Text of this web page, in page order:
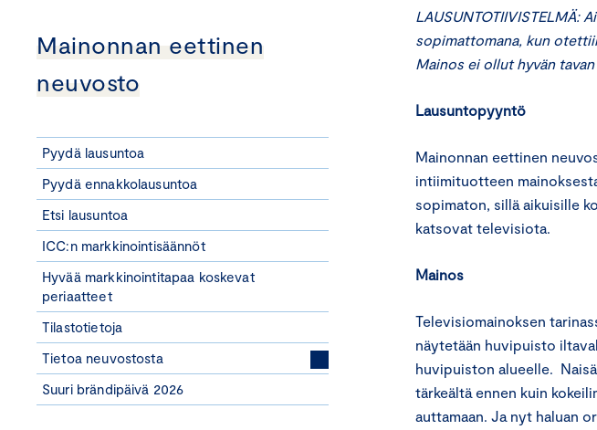
Mainonnan eettinen
neuvosto
Pyydä lausuntoa
Pyydä ennakkolausuntoa
Etsi lausuntoa
ICC:n markkinointisäännöt
Hyvää markkinointitapaa koskevat
periaatteet
Tilastotietoja
Tietoa neuvostosta
Suuri brändipäivä 2026
LAUSUNTOTIIVISTELMÄ:
sopimattomana, kun
Mainos ei ollut hyvän
Lausuntopyyntö
Mainonnan eettinen
intiimituotteen
sopimaton, sillä aikuisille
katsovat televisiota.
Mainos
Televisiomainoksen
näytetään huvipuisto
huvipuiston alueelle.
tärkeältä ennen kuin
auttamaan. Ja nyt haluan